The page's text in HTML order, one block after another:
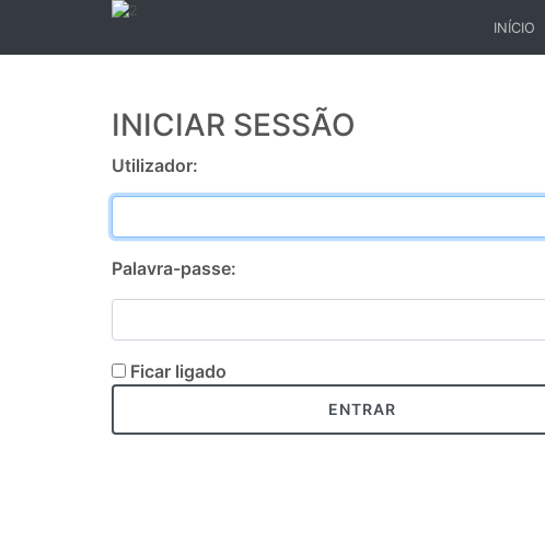
INÍCIO
INICIAR SESSÃO
Utilizador:
Palavra-passe:
Ficar ligado
ENTRAR